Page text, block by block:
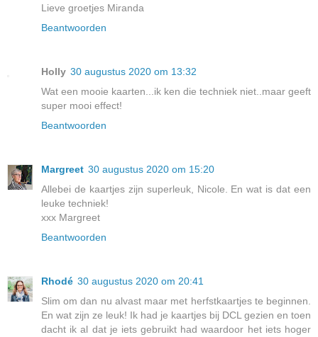
Lieve groetjes Miranda
Beantwoorden
Holly 30 augustus 2020 om 13:32
Wat een mooie kaarten...ik ken die techniek niet..maar geeft
super mooi effect!
Beantwoorden
Margreet 30 augustus 2020 om 15:20
Allebei de kaartjes zijn superleuk, Nicole. En wat is dat een
leuke techniek!
xxx Margreet
Beantwoorden
Rhodé 30 augustus 2020 om 20:41
Slim om dan nu alvast maar met herfstkaartjes te beginnen.
En wat zijn ze leuk! Ik had je kaartjes bij DCL gezien en toen
dacht ik al dat je iets gebruikt had waardoor het iets hoger